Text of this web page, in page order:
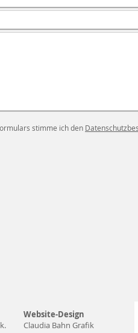
stimme ich den
Website-Design
Claudia Bahn Grafik